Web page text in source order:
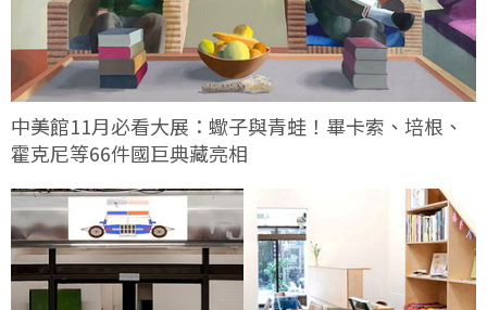
中美館11月必看大展：蠍子與青蛙！畢卡索、培根、
霍克尼等66件國巨典藏亮相